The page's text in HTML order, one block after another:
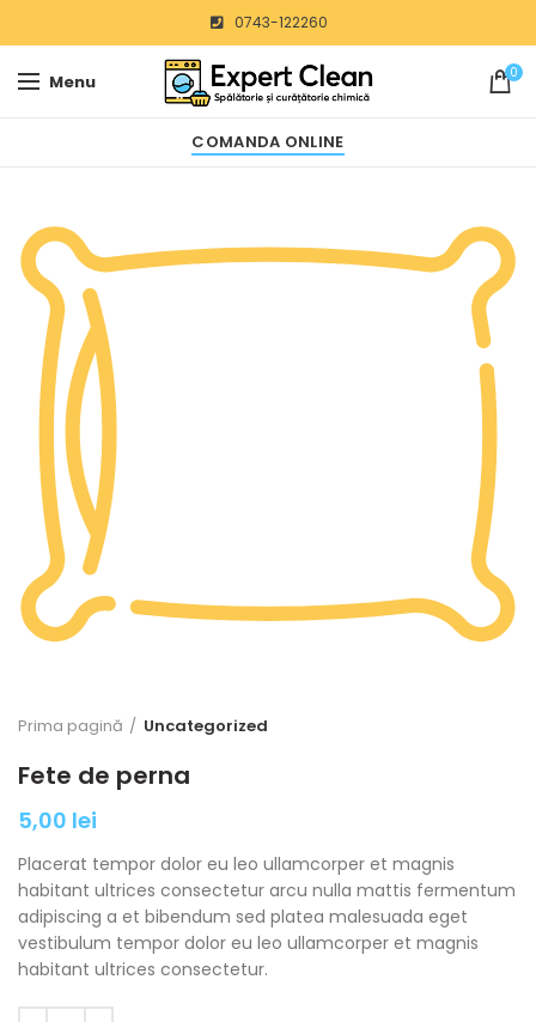
0743-122260
Menu 0
COMANDA ONLINE
Prima pagină Uncategorized
Fete de perna
5,00 lei
Placerat tempor dolor eu leo ullamcorper et magnis
habitant ultrices consectetur arcu nulla mattis fermentum
adipiscing a et bibendum sed platea malesuada eget
vestibulum tempor dolor eu leo ullamcorper et magnis
habitant ultrices consectetur.